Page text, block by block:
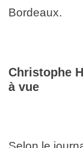
Bordeaux.
Christophe
à vue